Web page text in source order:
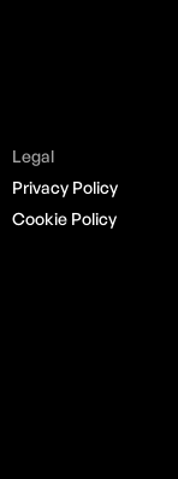
Legal
Privacy Policy
Cookie Policy